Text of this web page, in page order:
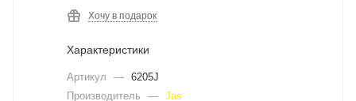
Хочу в подарок
Характеристики
Артикул — 6205J
Производитель
— Jas